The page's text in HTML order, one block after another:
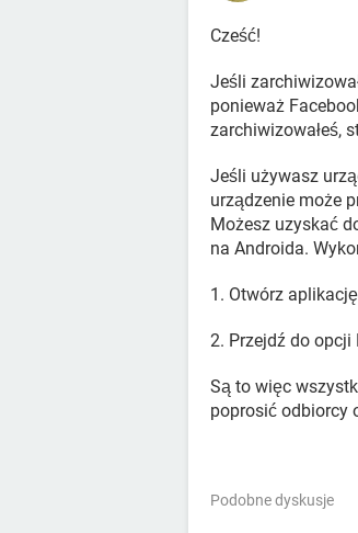
Cześć!
Jeśli
ponieważ
zarchiwizowałeś,
Jeśli używasz
urządzenie może
Możesz uzyskać
na Androida.
1. Otwórz
2. Przejdź do
Są to więc
poprosić odbiorcy
Podobne dyskusje